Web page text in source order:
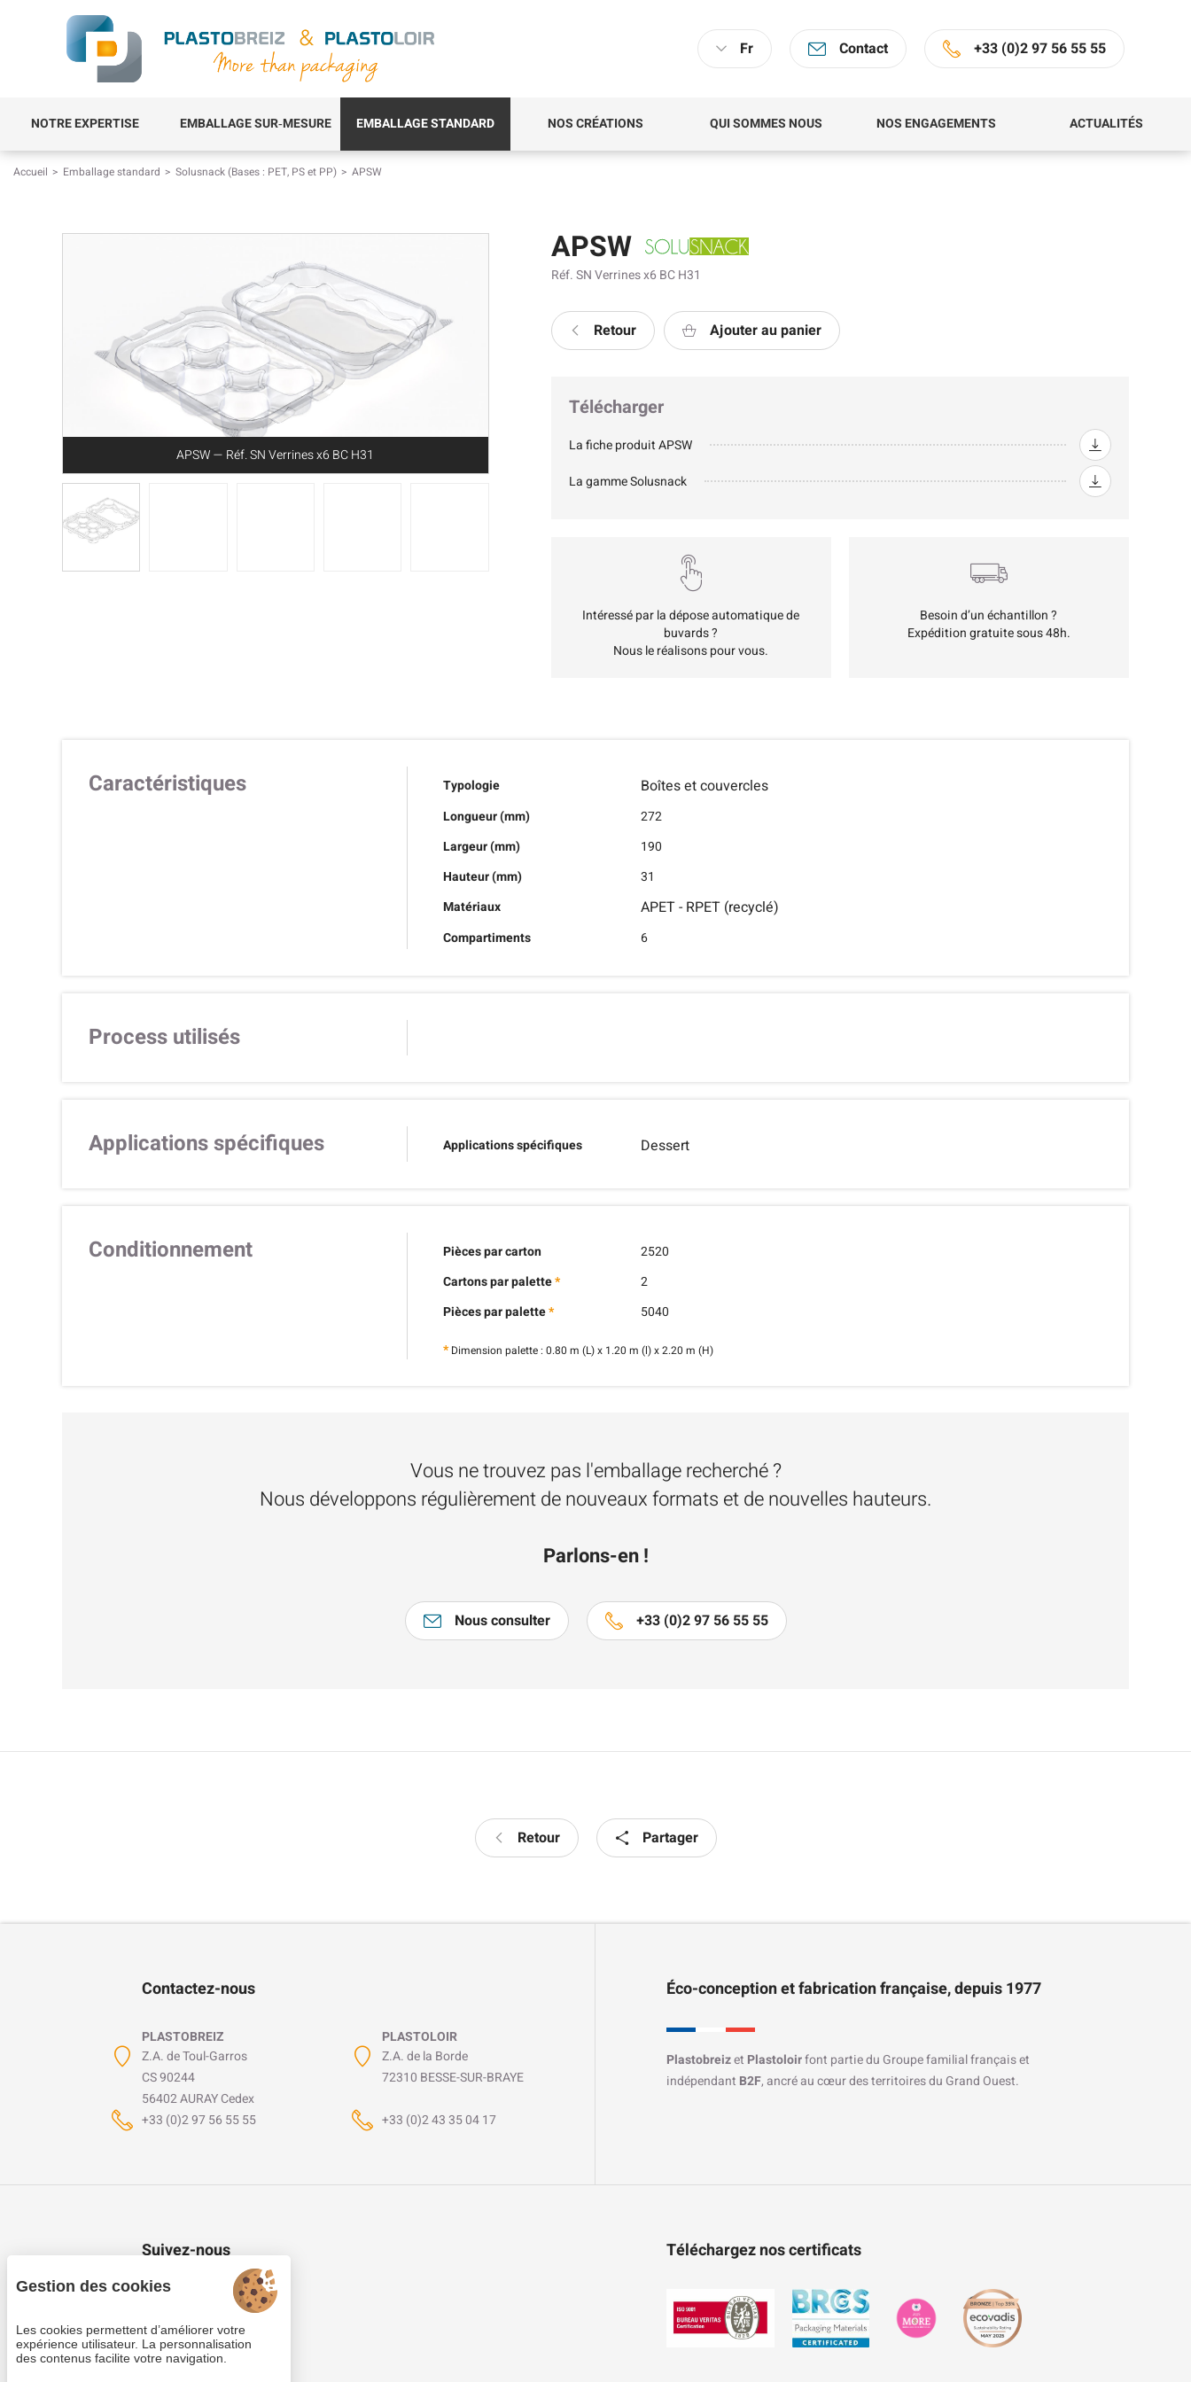
Fr Contact +33 (0)2 97 56 55 55
NOTRE EXPERTISE EMBALLAGE SUR‑MESURE EMBALLAGE STANDARD NOS CRÉATIONS QUI SOMMES NOUS NOS ENGAGEMENTS ACTUALITÉS
Accueil Emballage standard Solusnack (Bases : PET, PS et PP) APSW
APSW — Réf. SN Verrines x6 BC H31
APSW
Réf. SN Verrines x6 BC H31
Retour Ajouter au panier
Télécharger
La fiche produit APSW
La gamme Solusnack
Intéressé par la dépose automatique de
buvards ?
Nous le réalisons pour vous.
Besoin d’un échantillon ?
Expédition gratuite sous 48h.
Caractéristiques Typologie Boîtes et couvercles
Longueur (mm)
272
Largeur (mm)
190
Hauteur (mm)
31
Matériaux
APET - RPET (recyclé)
Compartiments 6
Process utilisés
Applications spécifiques Applications spécifiques Dessert
Conditionnement Pièces par carton
2520
Cartons par palette*
2
Pièces par palette* 5040
*Dimension palette : 0.80 m (L) x 1.20 m (l) x 2.20 m (H)
Vous ne trouvez pas l'emballage recherché ?
Nous développons régulièrement de nouveaux formats et de nouvelles hauteurs.
Parlons-en !
Nous consulter +33 (0)2 97 56 55 55
Retour Partager
Contactez-nous
PLASTOBREIZ
Z.A. de Toul-Garros
CS 90244
56402 AURAY Cedex
+33 (0)2 97 56 55 55
PLASTOLOIR
Z.A. de la Borde
72310 BESSE-SUR-BRAYE
+33 (0)2 43 35 04 17
Éco-conception et fabrication française, depuis 1977
Plastobreizet Plastoloirfont partie du Groupe familial français et
indépendant B2F, ancré au cœur des territoires du Grand Ouest.
Suivez-nous Téléchargez nos certificats
Gestion des cookies
Les cookies permettent d’améliorer votre
expérience utilisateur. La personnalisation
des contenus facilite votre navigation.